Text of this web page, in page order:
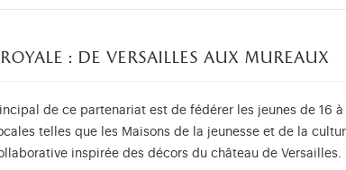
: de versailles aux mureaux
de ce partenariat est de fédérer les jeunes de
telles que les Maisons de la jeunesse et de la
inspirée des décors du château de Versailles.